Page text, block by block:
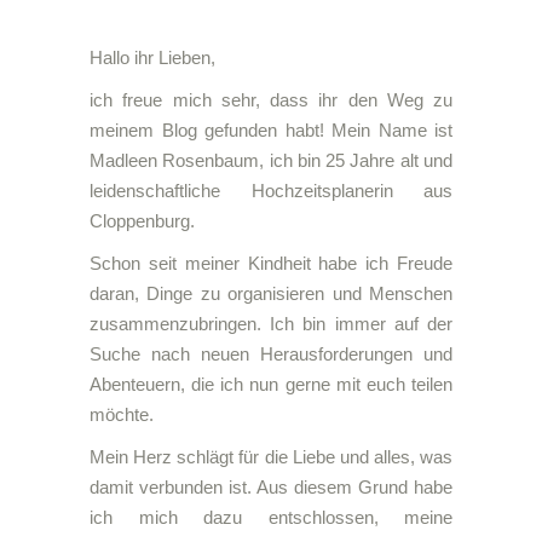
Hallo ihr Lieben,
ich freue mich sehr, dass ihr den Weg zu
meinem Blog gefunden habt! Mein Name ist
Madleen Rosenbaum, ich bin 25 Jahre alt und
leidenschaftliche Hochzeitsplanerin aus
Cloppenburg.
Schon seit meiner Kindheit habe ich Freude
daran, Dinge zu organisieren und Menschen
zusammenzubringen. Ich bin immer auf der
Suche nach neuen Herausforderungen und
Abenteuern, die ich nun gerne mit euch teilen
möchte.
Mein Herz schlägt für die Liebe und alles, was
damit verbunden ist. Aus diesem Grund habe
ich mich dazu entschlossen, meine